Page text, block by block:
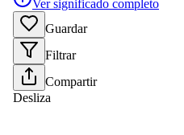
Ver significado completo
Guardar
Filtrar
Compartir
Desliza